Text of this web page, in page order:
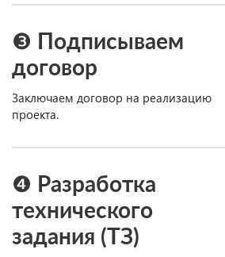
❸ Подписываем
договор
Заключаем договор на реализацию
проекта.
❹ Разработка
технического
задания (ТЗ)